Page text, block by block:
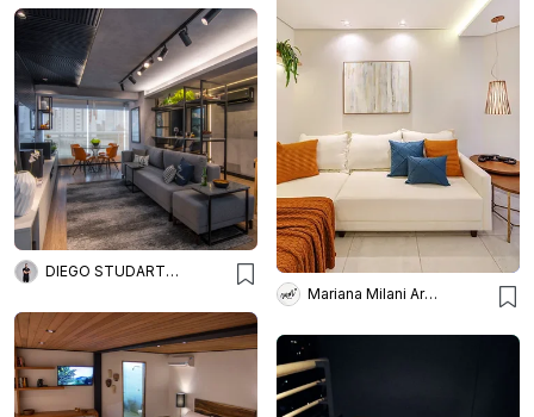
Mariana Milani Arquitetura
DIEGO STUDART ARQUITETURA